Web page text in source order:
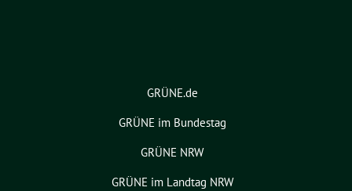
GRÜNE.de
GRÜNE im Bundestag
GRÜNE NRW
GRÜNE im Landtag NRW